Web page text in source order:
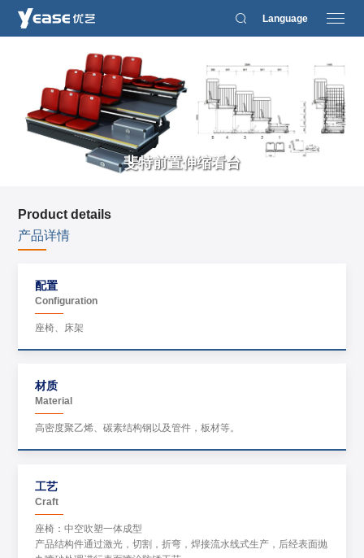
Language
斐特前置伸缩看台
Product details
产品详情
配置
Configuration
座椅、床架
材质
Material
高密度聚乙烯、碳素结构钢以及管件，板材等。
工艺
Craft
座椅：中空吹塑一体成型
产品结构件通过激光，切割，折弯，焊接流水线式生产，后经表面抛